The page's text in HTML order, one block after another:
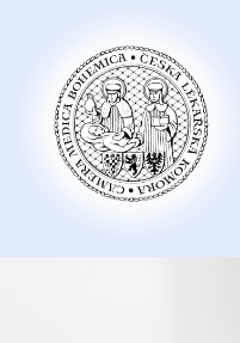
Česká
lékařská
komora